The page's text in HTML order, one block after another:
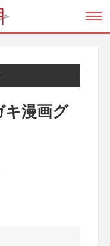
キ漫画グ